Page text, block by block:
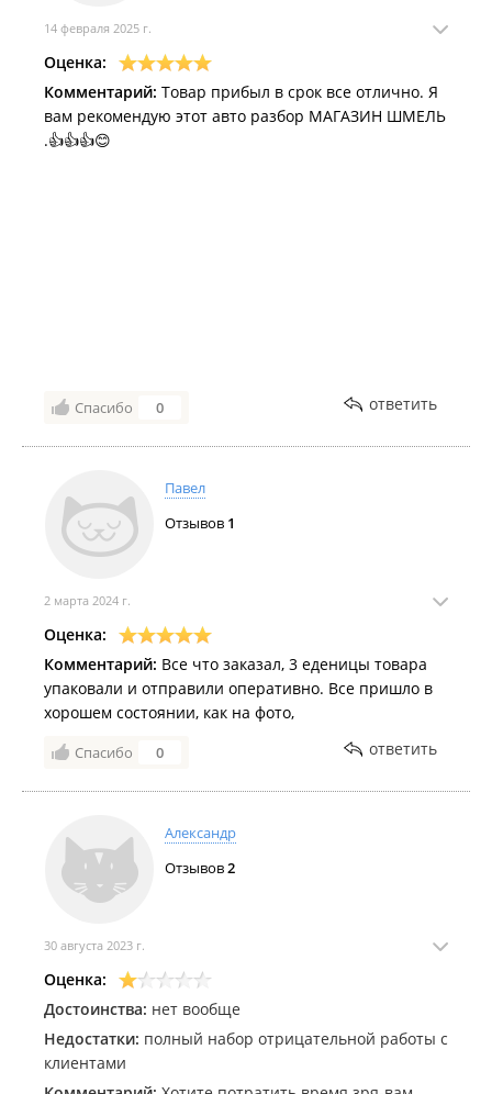
14 февраля 2025 г.
Оценка:
Комментарий: Товар прибыл в срок все отлично. Я
вам рекомендую этот авто разбор МАГАЗИН ШМЕЛЬ
.👍👍👍😊
Спасибо 0 ответить
Павел
Отзывов 1
2 марта 2024 г.
Оценка:
Комментарий: Все что заказал, 3 еденицы товара
упаковали и отправили оперативно. Все пришло в
хорошем состоянии, как на фото,
Спасибо 0 ответить
Александр
Отзывов2
30 августа 2023 г.
Оценка:
Достоинства: нет вообще
Недостатки: полный набор отрицательной работы с
клиентами